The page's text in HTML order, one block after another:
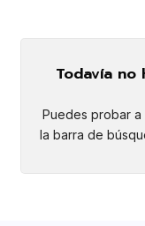
Todavía
Puedes probar
la barra de